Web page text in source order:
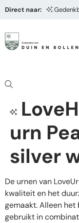
Direct naar:
urn
silver
De urnen van
kwaliteit en het
gemaakt. Alleen
gebruikt in